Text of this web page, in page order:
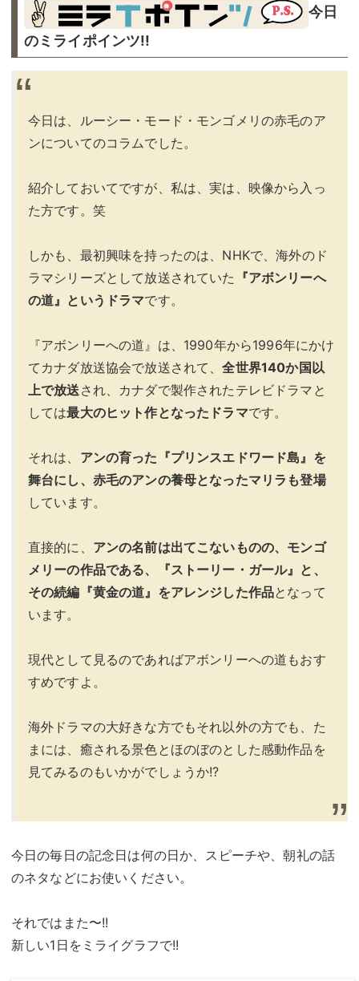
今日
のミライポインツ!!︎
今日は、ルーシー・モード・モンゴメリの赤毛のア
ンについてのコラムでした。
紹介しておいてですが、私は、実は、映像から入っ
た方です。笑
しかも、最初興味を持ったのは、NHKで、海外のド
ラマシリーズとして放送されていた 『アボンリーへ
の道』というドラマです。
『アボンリーへの道』は、1990年から1996年にかけ
てカナダ放送協会で放送されて、全世界140か国以
上で放送され、カナダで製作されたテレビドラマと
しては最大のヒット作となったドラマです。
それは、 アンの育った『プリンスエドワード島』を
舞台にし、赤毛のアンの養母となったマリラも登場
しています。
直接的に、 アンの名前は出てこないものの、モンゴ
メリーの作品である、『ストーリー・ガール』と、
その続編『黄金の道』をアレンジした作品となって
います。
現代として見るのであればアボンリーへの道もおす
すめですよ。
海外ドラマの大好きな方でもそれ以外の方でも、た
まには、癒される景色とほのぼのとした感動作品を
見てみるのもいかがでしょうか!?
今日の毎日の記念日は何の日か、スピーチや、朝礼の話
のネタなどにお使いください。
それではまた〜!!
新しい1日をミライグラフで!!